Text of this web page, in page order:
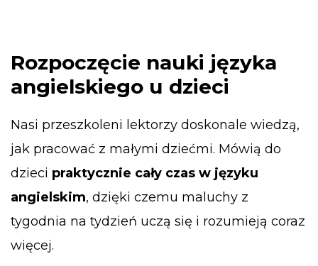
Rozpoczęcie nauki języka
angielskiego u dzieci
Nasi przeszkoleni lektorzy doskonale wiedzą,
jak pracować z małymi dziećmi. Mówią do
dzieci praktycznie cały czas w języku
angielskim, dzięki czemu maluchy z
tygodnia na tydzień uczą się i rozumieją coraz
więcej.